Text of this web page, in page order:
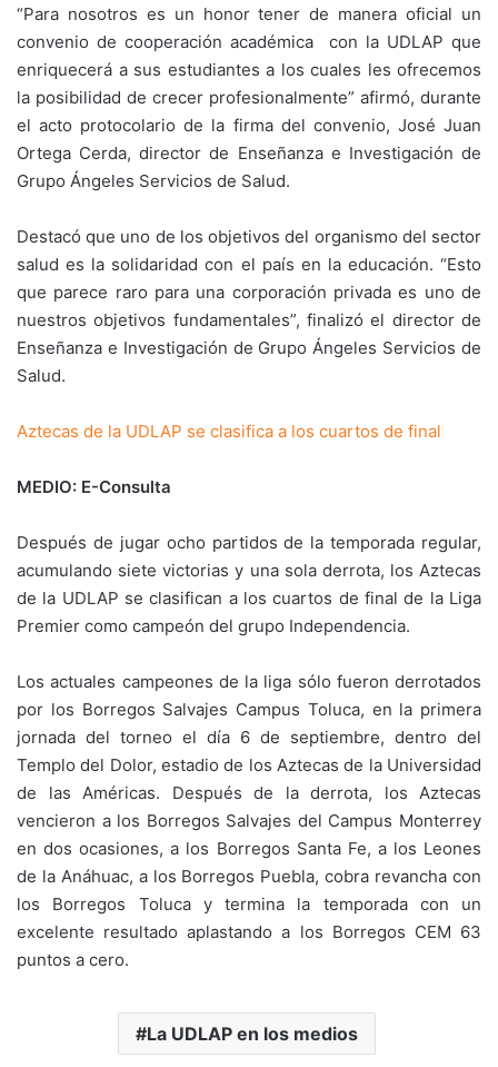
“Para nosotros es un honor tener de manera oficial un
convenio de cooperación académica con la UDLAP que
enriquecerá a sus estudiantes a los cuales les ofrecemos
la posibilidad de crecer profesionalmente” afirmó, durante
el acto protocolario de la firma del convenio, José Juan
Ortega Cerda, director de Enseñanza e Investigación de
Grupo Ángeles Servicios de Salud.
Destacó que uno de los objetivos del organismo del sector
salud es la solidaridad con el país en la educación. “Esto
que parece raro para una corporación privada es uno de
nuestros objetivos fundamentales”, finalizó el director de
Enseñanza e Investigación de Grupo Ángeles Servicios de
Salud.
Aztecas de la UDLAP se clasifica a los cuartos de final
MEDIO: E-Consulta
Después de jugar ocho partidos de la temporada regular,
acumulando siete victorias y una sola derrota, los Aztecas
de la UDLAP se clasifican a los cuartos de final de la Liga
Premier como campeón del grupo Independencia.
Los actuales campeones de la liga sólo fueron derrotados
por los Borregos Salvajes Campus Toluca, en la primera
jornada del torneo el día 6 de septiembre, dentro del
Templo del Dolor, estadio de los Aztecas de la Universidad
de las Américas. Después de la derrota, los Aztecas
vencieron a los Borregos Salvajes del Campus Monterrey
en dos ocasiones, a los Borregos Santa Fe, a los Leones
de la Anáhuac, a los Borregos Puebla, cobra revancha con
los Borregos Toluca y termina la temporada con un
excelente resultado aplastando a los Borregos CEM 63
puntos a cero.
La UDLAP en los medios